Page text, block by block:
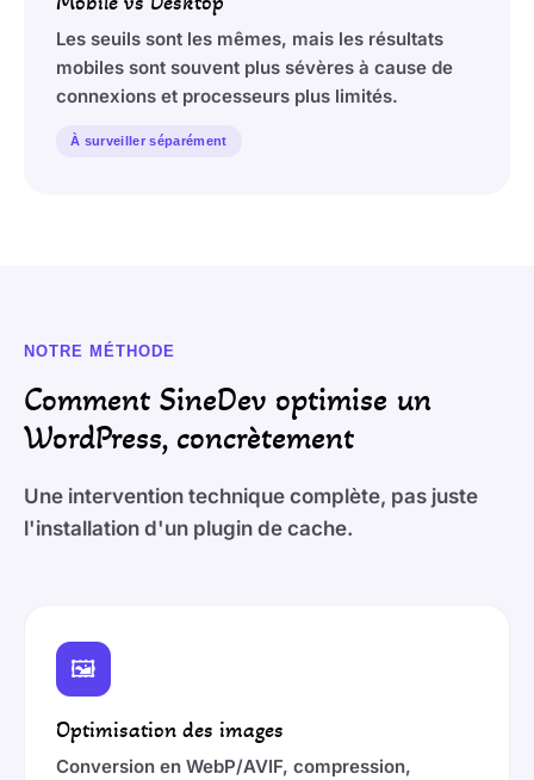
Les seuils sont les mêmes, mais les résultats
mobiles sont souvent plus sévères à cause de
connexions et processeurs plus limités.
À surveiller séparément
NOTRE MÉTHODE
Comment SineDev optimise un
WordPress, concrètement
Une intervention technique complète, pas juste
l'installation d'un plugin de cache.
🖼️
Optimisation des images
Conversion en WebP/AVIF, compression,